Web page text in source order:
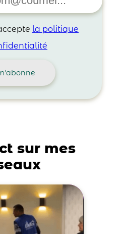
la politique
sur mes